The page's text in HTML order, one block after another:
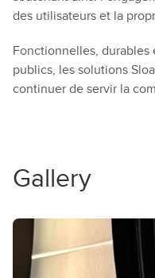
des utilisateurs et la
Fonctionnelles, durables
publics, les solutions
continuer de servir la
Gallery